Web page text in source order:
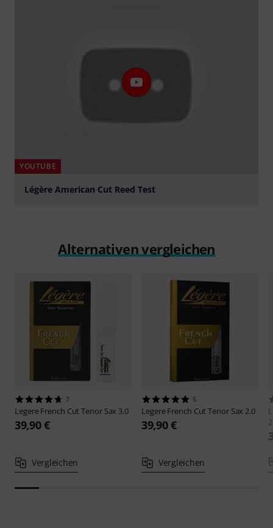
YOUTUBE
Légère American Cut Reed Test
Alternativen vergleichen
7
LegereFrench Cut Tenor Sax 3.0
39,90 €
Vergleichen
5
LegereFrench Cut Tenor Sax 2.0
39,90 €
Vergleichen